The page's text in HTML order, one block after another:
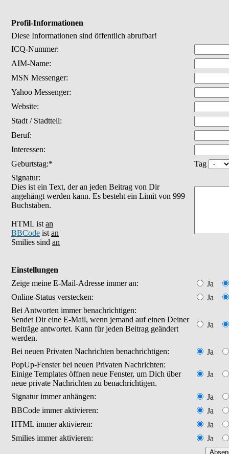
Profil-Informationen
Diese Informationen sind öffentlich abrufbar!
ICQ-Nummer:
AIM-Name:
MSN Messenger:
Yahoo Messenger:
Website:
Stadt / Stadtteil:
Beruf:
Interessen:
Geburtstag:*
Tag
Signatur:
Dies ist ein Text, der an jeden Beitrag von Dir
angehängt werden kann. Es besteht ein Limit von 999
Buchstaben.
HTML ist an
BBCode ist an
Smilies sind an
Einstellungen
Zeige meine E-Mail-Adresse immer an:
Ja
Online-Status verstecken:
Ja
Bei Antworten immer benachrichtigen:
Sendet Dir eine E-Mail, wenn jemand auf einen Deiner
Beiträge antwortet. Kann für jeden Beitrag geändert
werden.
Ja
Bei neuen Privaten Nachrichten benachrichtigen:
Ja
PopUp-Fenster bei neuen Privaten Nachrichten:
Einige Templates öffnen neue Fenster, um Dich über
neue private Nachrichten zu benachrichtigen.
Ja
Signatur immer anhängen:
Ja
BBCode immer aktivieren:
Ja
HTML immer aktivieren:
Ja
Smilies immer aktivieren:
Ja